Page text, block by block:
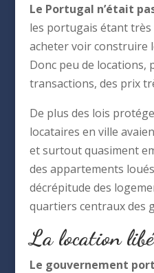
Le Portugal n’était
les portugais étant
acheter voir construire
Donc peu de locations,
transactions, des prix
De plus des lois
locataires en ville
et surtout quasiment
des appartements
décrépitude des
quartiers centraux des
La location
Le gouvernement